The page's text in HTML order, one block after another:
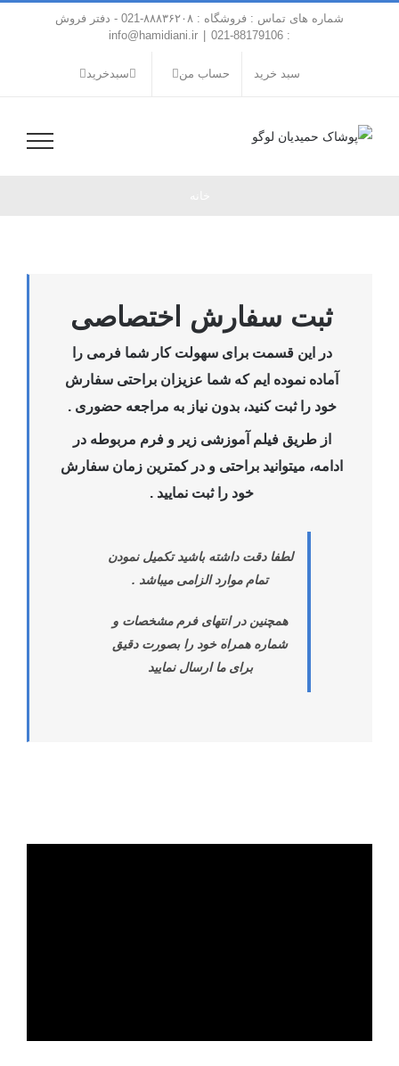
شماره های تماس : فروشگاه : ۸۸۸۳۶۲۰۸-021 - دفتر فروش
: 88179106-021
info@hamidiani.ir
سبد خرید حساب من سبدخرید
ثبت سفارش اختصاصی
در این قسمت برای سهولت کار شما فرمی را
آماده نموده ایم که شما عزیزان براحتی سفارش
خود را ثبت کنید، بدون نیاز به مراجعه حضوری .
از طریق فیلم آموزشی زیر و فرم مربوطه در
ادامه، میتوانید براحتی و در کمترین زمان سفارش
خود را ثبت نمایید .
لطفا دقت داشته باشید تکمیل نمودن
تمام موارد الزامی میباشد .
همچنین در انتهای فرم مشخصات و
شماره همراه خود را بصورت دقیق
برای ما ارسال نمایید